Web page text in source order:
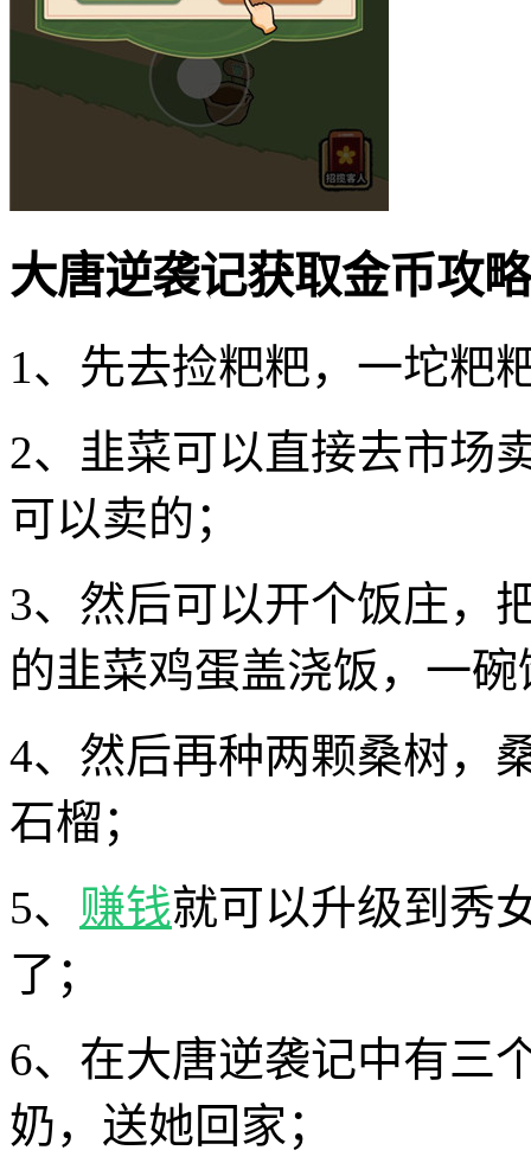
大唐逆袭记获取金币攻
1、先去捡粑粑，一坨粑
2、韭菜可以直接去市场
可以卖的；
3、然后可以开个饭庄，
的韭菜鸡蛋盖浇饭，一
4、然后再种两颗桑树，
石榴；
5、 赚钱就可以升级到秀
了；
6、在大唐逆袭记中有三
奶，送她回家；